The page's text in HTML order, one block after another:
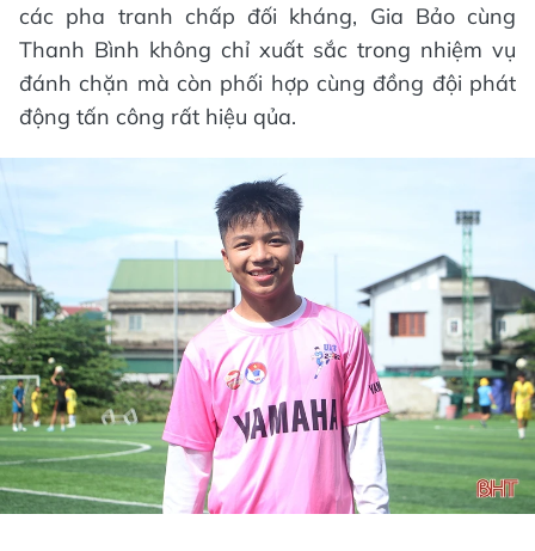
các pha tranh chấp đối kháng, Gia Bảo cùng
Thanh Bình không chỉ xuất sắc trong nhiệm vụ
đánh chặn mà còn phối hợp cùng đồng đội phát
động tấn công rất hiệu qủa.